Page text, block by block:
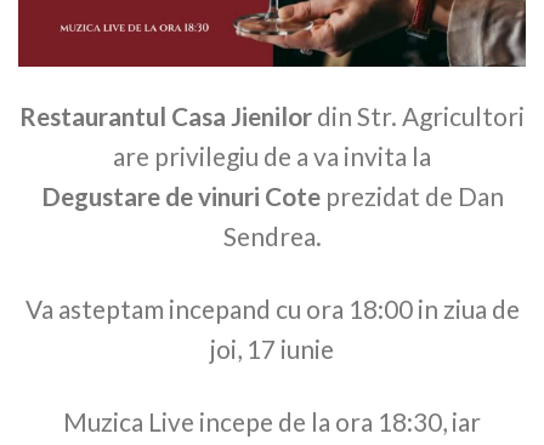
Restaurantul Casa Jienilor din Str. Agricultori
are privilegiu de a va invita la
Degustare de vinuri Coteprezidat de Dan
Sendrea.
Va asteptam incepand cu ora 18:00 in ziua de
joi, 17 iunie
Muzica Live incepe de la ora 18:30, iar